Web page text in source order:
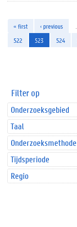
« first ‹ previous
522
523 524
Filter op
Onderzoeksgebied
Taal
Onderzoeksmethode
Tijdsperiode
Regio